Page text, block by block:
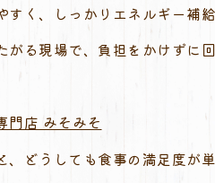
すく、しっかりエネルギー補
がる現場で、負担をかけずに
門店 みそみそ
、どうしても食事の満足度が